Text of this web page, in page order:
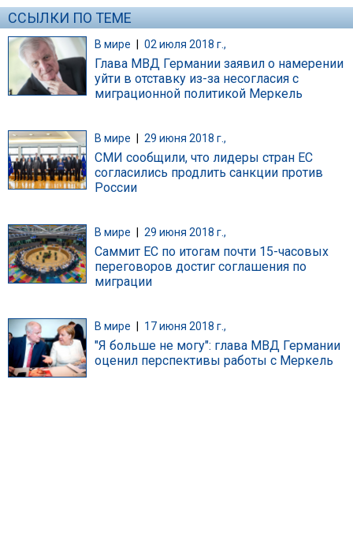
ССЫЛКИ ПО ТЕМЕ
В мире | 02 июля 2018 г.,
Глава МВД Германии заявил о намерении
уйти в отставку из-за несогласия с
миграционной политикой Меркель
В мире 29 июня 2018 г.,
СМИ сообщили, что лидеры стран ЕС
согласились продлить санкции против
России
В мире 29 июня 2018 г.,
Саммит ЕС по итогам почти 15-часовых
переговоров достиг соглашения по
миграции
В мире 17 июня 2018 г.,
"Я больше не могу": глава МВД Германии
оценил перспективы работы с Меркель